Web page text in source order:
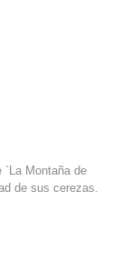
`La Montaña de
de sus cerezas.